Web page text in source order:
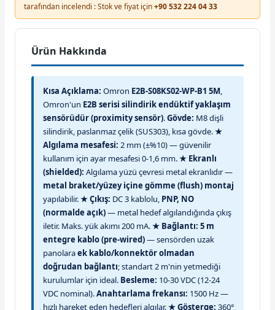
tarafından incelendi : Stok ve fiyat için+90 532 224 04 33
Ürün Hakkında
Kısa Açıklama: Omron E2B-S08KS02-WP-B1 5M,
Omron'un E2B serisi silindirik endüktif yaklaşım
sensörüdür (proximity sensör).Gövde: M8 dişli
silindirik, paslanmaz çelik (SUS303), kısa gövde.★
Algılama mesafesi: 2 mm (±%10) — güvenilir
kullanım için ayar mesafesi 0-1,6 mm.★ Ekranlı
(shielded): Algılama yüzü çevresi metal ekranlıdır —
metal braket/yüzey içine gömme (flush) montaj
yapılabilir.★ Çıkış: DC 3 kablolu, PNP, NO
(normalde açık)— metal hedef algılandığında çıkış
iletir. Maks. yük akımı 200 mA.★ Bağlantı: 5 m
entegre kablo (pre-wired)— sensörden uzak
panolaraek kablo/konnektör olmadan
doğrudan bağlantı; standart 2 m'nin yetmediği
kurulumlar için ideal. Besleme: 10-30 VDC (12-24
VDC nominal).Anahtarlama frekansı: 1500 Hz —
hızlı hareket eden hedefleri algılar.★ Gösterge: 360°